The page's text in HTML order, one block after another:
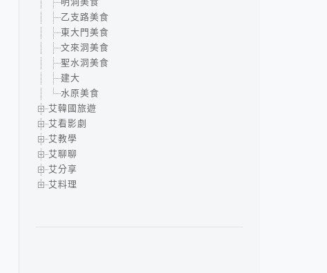
乙支路美食
東大門美食
文來洞美食
聖水洞美食
建大
水原美食
艾韓國旅遊
艾看影劇
艾教學
艾聊聊
艾分享
艾料理